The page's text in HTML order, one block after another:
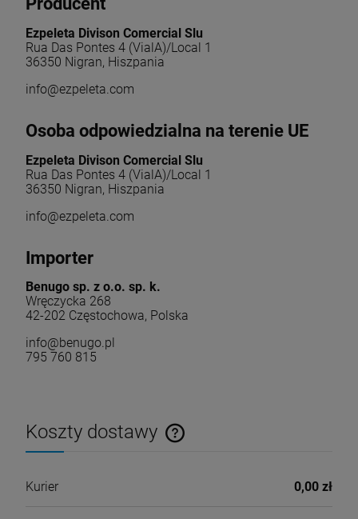
Ezpeleta Divison Comercial Slu
Rua Das Pontes 4 (VialA)/Local 1
36350 Nigran, Hiszpania
info@ezpeleta.com
Osoba odpowiedzialna na terenie UE
Ezpeleta Divison Comercial Slu
Rua Das Pontes 4 (VialA)/Local 1
36350 Nigran, Hiszpania
info@ezpeleta.com
Importer
Benugo sp. z o.o. sp. k.
Wręczycka 268
42-202 Częstochowa, Polska
info@benugo.pl
795 760 815
Koszty dostawy
Cena nie zawiera ewentualnych kosztów płatności
Kurier 0,00 zł